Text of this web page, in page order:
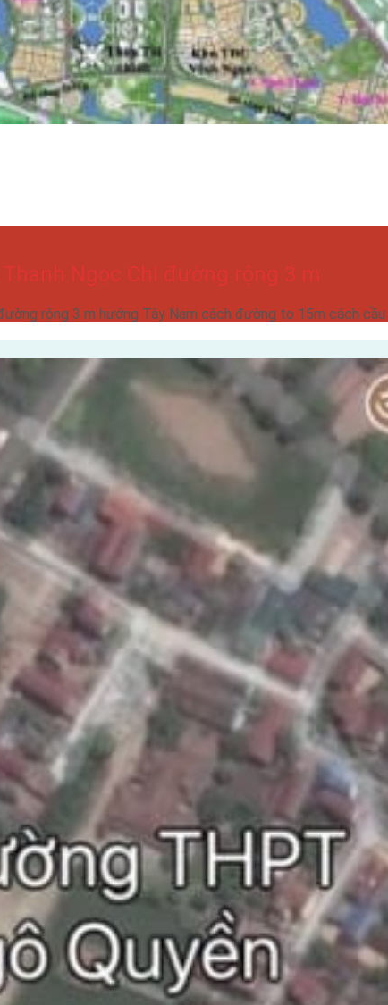
Ngọc Chi đường rộng 3 m
rộng 3 m hướng Tây Nam cách đường to 15m cách